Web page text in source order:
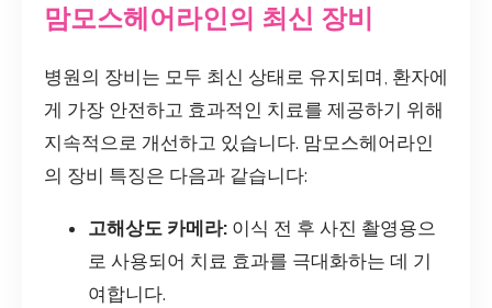
맘모스헤어라인의 최신 장비
병원의 장비는 모두 최신 상태로 유지되며, 환자에
게 가장 안전하고 효과적인 치료를 제공하기 위해
지속적으로 개선하고 있습니다. 맘모스헤어라인
의 장비 특징은 다음과 같습니다:
고해상도 카메라: 이식 전 후 사진 촬영용으
로 사용되어 치료 효과를 극대화하는 데 기
여합니다.